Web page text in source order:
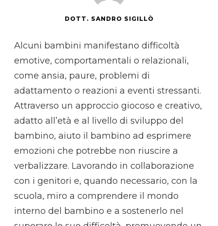
DOTT. SANDRO SIGILLÒ
Alcuni bambini manifestano difficoltà
emotive, comportamentali o relazionali,
come ansia, paure, problemi di
adattamento o reazioni a eventi stressanti.
Attraverso un approccio giocoso e creativo,
adatto all’età e al livello di sviluppo del
bambino, aiuto il bambino ad esprimere
emozioni che potrebbe non riuscire a
verbalizzare. Lavorando in collaborazione
con i genitori e, quando necessario, con la
scuola, miro a comprendere il mondo
interno del bambino e a sostenerlo nel